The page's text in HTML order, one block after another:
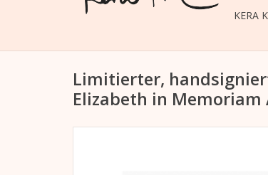
KERA
Limitierter,
Elizabeth in